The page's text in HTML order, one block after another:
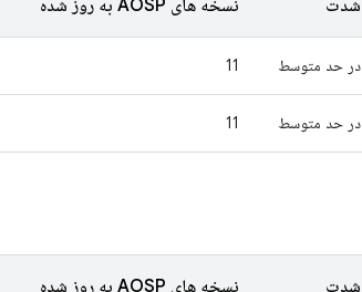
شدت نسخه های AOSP به روز شده
در حد متوسط 11
در حد متوسط 11
شدت نسخه های AOSP به روز شده